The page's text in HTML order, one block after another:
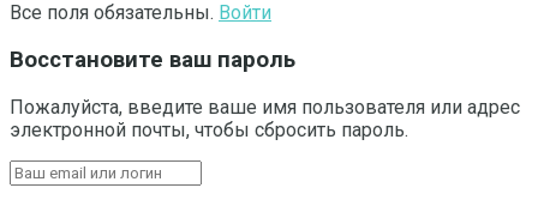
Все поля обязательны. Войти
Восстановите ваш пароль
Пожалуйста, введите ваше имя пользователя или адрес
электронной почты, чтобы сбросить пароль.